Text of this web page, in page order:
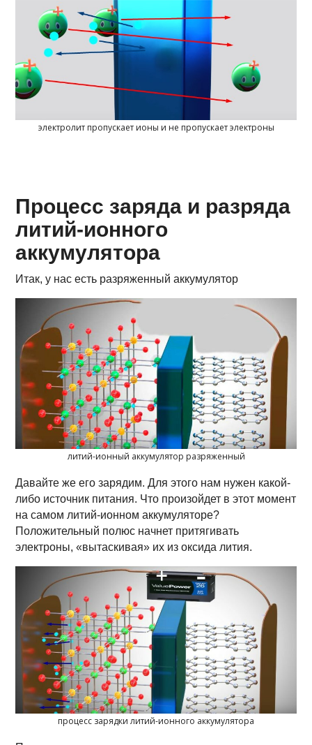
электролит пропускает ионы и не пропускает электроны
Процесс заряда и разряда
литий-ионного
аккумулятора
Итак, у нас есть разряженный аккумулятор
литий-ионный аккумулятор разряженный
Давайте же его зарядим. Для этого нам нужен какой-
либо источник питания. Что произойдет в этот момент
на самом литий-ионном аккумуляторе?
Положительный полюс начнет притягивать
электроны, «вытаскивая» их из оксида лития.
процесс зарядки литий-ионного аккумулятора